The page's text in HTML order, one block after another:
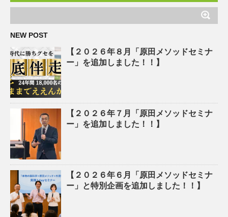
NEW POST
【２０２６年８月「原田メソッドセミナ
ー」を追加しました！！】
【２０２６年７月「原田メソッドセミナ
ー」を追加しました！！】
【２０２６年６月「原田メソッドセミナ
ー」と特別企画を追加しました！！】